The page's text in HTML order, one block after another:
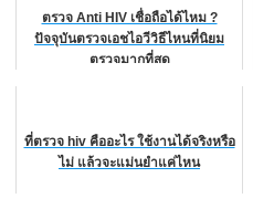
ตรวจ Anti HIV เชื่อถือได้ไหม ?
ปัจจุบันตรวจเอชไอวีวิธีไหนที่นิยม
ตรวจมากที่สุด
ที่ตรวจ hiv คืออะไร ใช้งานได้จริงหรือ
ไม่ แล้วจะแม่นยำแค่ไหน